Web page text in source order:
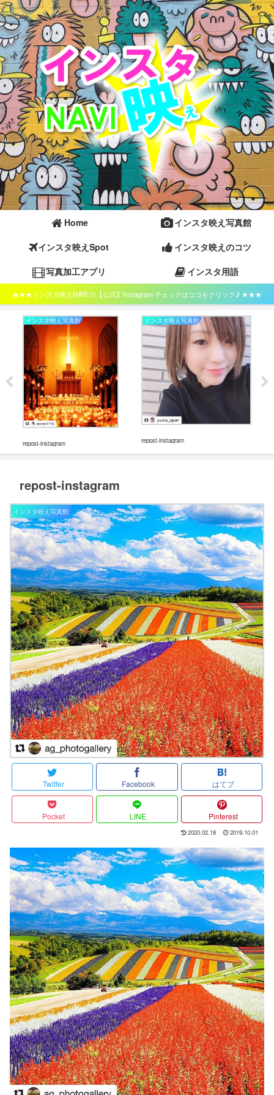
Home
インスタ映え写真館
インスタ映えSpot
インスタ映えのコツ
写真加工アプリ
インスタ用語
★★★インスタ映えNAVI の【公式】Instagram チェックはココをクリック♪ ★★★
インスタ映え写真館
repost-instagram
インスタ映え写真館
repost-instagram
repost-instagram
インスタ映え写真館
Twitter Facebook はてブ
Pocket LINE Pinterest
2020.02.18 2019.10.01